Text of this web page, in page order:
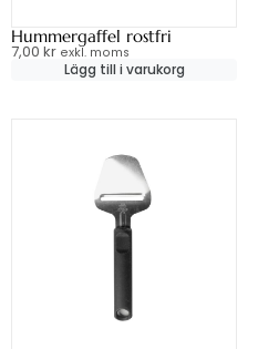
Hummergaffel rostfri
7,00 kr exkl. moms
Lägg till i varukorg